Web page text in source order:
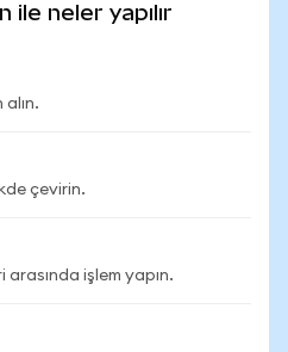
ile neler yapılır
çevirin.
işlem yapın.